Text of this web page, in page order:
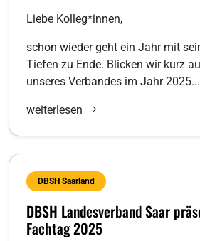
Liebe Kolleg*innen,
schon wieder geht ein Jahr mit
Tiefen zu Ende. Blicken wir kurz
unseres Verbandes im Jahr 2025...
weiterlesen
DBSH Saarland
DBSH Landesverband Saar
Fachtag 2025